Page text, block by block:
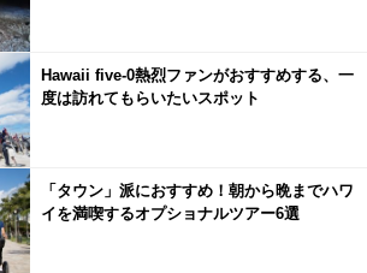
Hawaii five-0熱烈ファンがおすすめする、一
度は訪れてもらいたいスポット
「タウン」派におすすめ！朝から晩までハワ
イを満喫するオプショナルツアー6選